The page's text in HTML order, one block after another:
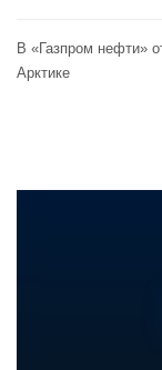
В «Газпром нефти»
Арктике